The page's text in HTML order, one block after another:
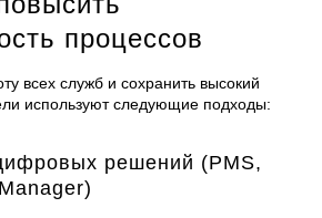
процессов
всех служб и сохранить высокий
используют следующие подходы:
решений (PMS,